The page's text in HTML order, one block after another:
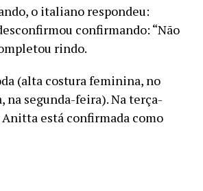
o italiano respondeu:
confirmando: “Não
rindo.
(alta costura feminina, no
segunda-feira). Na terça-
está confirmada como